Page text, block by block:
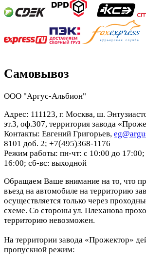
Самовывоз
ООО "Аргус-Альбион"
Адрес: 111123, г. Москва, ш.
эт.3, оф.307, территория завода
Контакты: Евгений Григорьев,
8101 доб. 2; +7(495)368-1176
Режим работы: пн-чт: с 10:00 до 17:00;
16:00; сб-вс: выходной
Обращаем Ваше внимание на то, что
въезд на автомобиле на территорию
осуществляется только через
схеме. Со стороны ул. Плеханова
территорию невозможен.
На территории завода «Прожектор»
пропускной режим: